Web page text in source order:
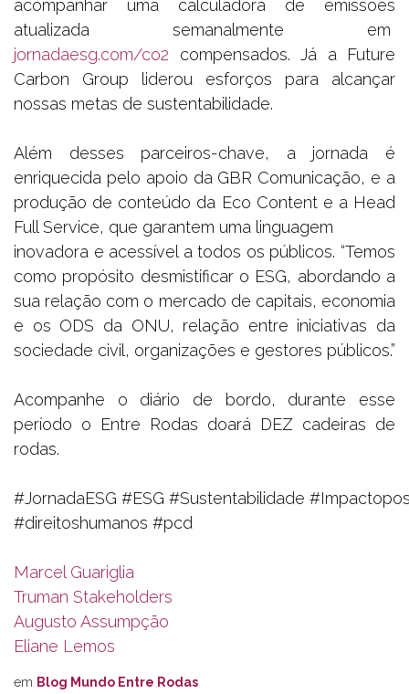
acompanhar uma calculadora de emissões
atualizada semanalmente em
jornadaesg.com/co2 compensados. Já a Future
Carbon Group liderou esforços para alcançar
nossas metas de sustentabilidade.
Além desses parceiros-chave, a jornada é
enriquecida pelo apoio da GBR Comunicação, e a
produção de conteúdo da Eco Content e a Head
Full Service, que garantem uma linguagem
inovadora e acessível a todos os públicos. “Temos
como propósito desmistificar o ESG, abordando a
sua relação com o mercado de capitais, economia
e os ODS da ONU, relação entre iniciativas da
sociedade civil, organizações e gestores públicos.”
Acompanhe o diário de bordo, durante esse
período o Entre Rodas doará DEZ cadeiras de
rodas.
#JornadaESG #ESG #Sustentabilidade
#direitoshumanos #pcd
Marcel Guariglia
Truman Stakeholders
Augusto Assumpção
Eliane Lemos
em Blog Mundo Entre Rodas